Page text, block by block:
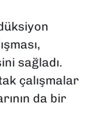
sağladı.
çalışmalar
da bir